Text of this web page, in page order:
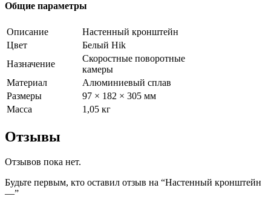
Общие параметры
Описание
Настенный кронштейн
Цвет
Белый Hik
Назначение
Скоростные поворотные
камеры
Материал
Алюминиевый сплав
Размеры
97 × 182 × 305 мм
Масса
1,05 кг
Отзывы
Отзывов пока нет.
Будьте первым, кто оставил отзыв на “Настенный кронштейн
—”